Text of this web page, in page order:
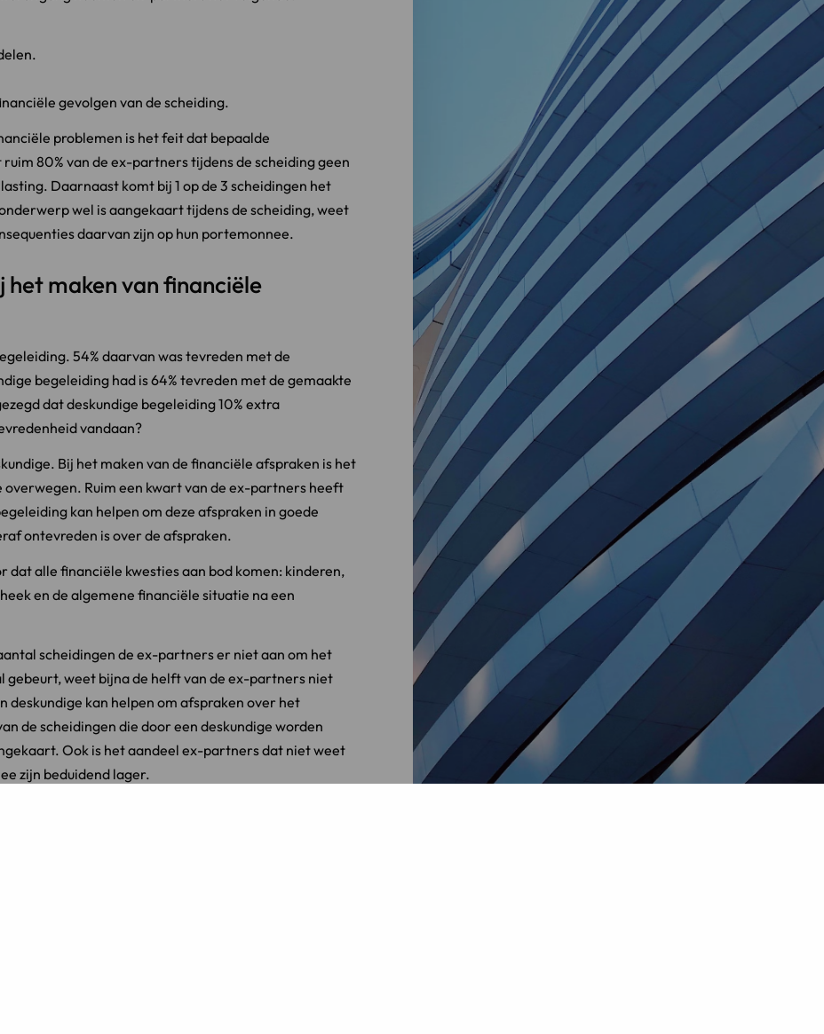
gevolgen van de scheiding.
problemen is het feit dat bepaalde
80% van de ex-partners tijdens de scheiding geen
Daarnaast komt bij 1 op de 3 scheidingen het
wel is aangekaart tijdens de scheiding, weet
daarvan zijn op hun portemonnee.
het maken van financiële
54% daarvan was tevreden met de
begeleiding had is 64% tevreden met de gemaakte
dat deskundige begeleiding 10% extra
vandaan?
Bij het maken van de financiële afspraken is het
Ruim een kwart van de ex-partners heeft
kan helpen om deze afspraken in goede
ontevreden is over de afspraken.
alle financiële kwesties aan bod komen: kinderen,
en de algemene financiële situatie na een
scheidingen de ex-partners er niet aan om het
gebeurt, weet bijna de helft van de ex-partners niet
kan helpen om afspraken over het
de scheidingen die door een deskundige worden
Ook is het aandeel ex-partners dat niet weet
zijn beduidend lager.